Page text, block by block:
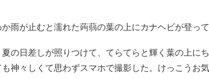
雨が止むと濡れた蒟蒻の葉の上にカナヘビが登って
の日差しが照りつけて、てらてらと輝く葉の上に
神々しくて思わずスマホで撮影した。けっこうお気